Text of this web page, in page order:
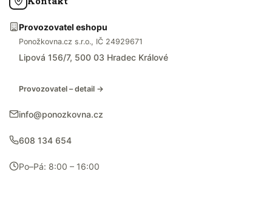
Provozovatel eshopu
Ponožkovna.cz s.r.o., IČ 24929671
Lipová 156/7, 500 03 Hradec Králové
Provozovatel – detail →
info@ponozkovna.cz
608 134 654
Po–Pá: 8:00 – 16:00